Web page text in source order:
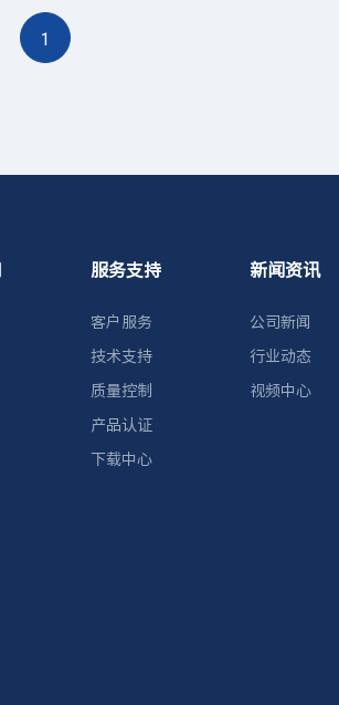
1
服务支持
客户服务
技术支持
质量控制
产品认证
下载中心
新闻资讯
公司新闻
行业动态
视频中心